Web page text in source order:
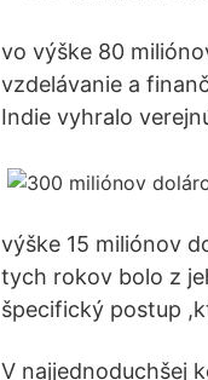
vo výške 80
vzdelávanie a
Indie vyhralo
výške 15 miliónov
tych rokov bolo z
špecifický postup
V najjednoduchšej